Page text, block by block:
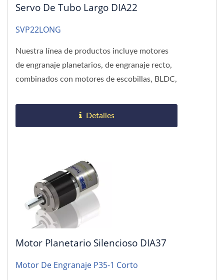
Servo De Tubo Largo DIA22
SVP22LONG
Nuestra línea de productos incluye motores
de engranaje planetarios, de engranaje recto,
combinados con motores de escobillas, BLDC,
Detalles
Motor Planetario Silencioso DIA37
Motor De Engranaje P35-1 Corto